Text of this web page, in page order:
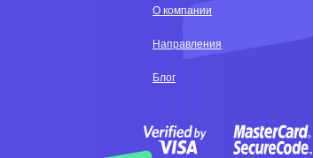
О компании
Направления
Блог